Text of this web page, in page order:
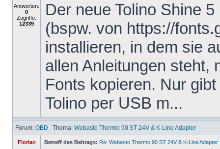
Antworten:
0
Zugriffe:
12339
Der neue Tolino Shine
(bspw. von https://
installieren, in dem sie
allen Anleitungen steht,
Fonts kopieren. Nur
Tolino per USB m...
Forum: OBD Thema: Webasto Thermo 90 ST 24V & K-Line Adapter
Florian Betreff des Beitrags: Re: Webasto Thermo 90 ST 24V & K-Line Adapter